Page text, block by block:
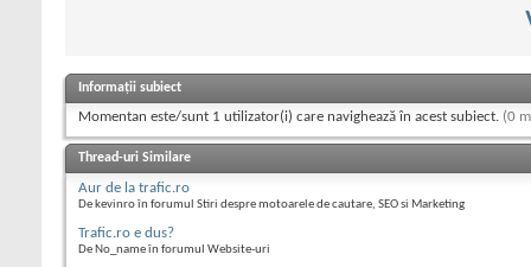
Informații subiect
Momentan este/sunt 1 utilizator(i) care navighează în acest subiect. (0
Thread-uri Similare
Aur de la trafic.ro
De kevinro în forumul Stiri despre motoarele de cautare, SEO si Marketing
Trafic.ro e dus?
De No_name în forumul Website-uri